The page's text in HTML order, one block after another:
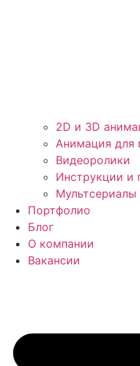
2D и 3D
Анимация для
Видеоролики
Инструкции и
Мультсериалы
Портфолио
Блог
О компании
Вакансии